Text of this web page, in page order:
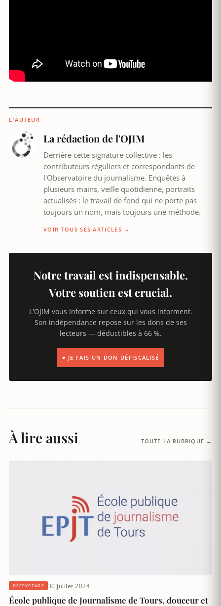
L'AUTEUR
La rédaction de l'OJIM
Derrière cette signature collective : les
contributeurs réguliers et correspondants de
l'Observatoire du journalisme. Enquêtes à
plusieurs mains, veille quotidienne, portraits
actualisés : le travail de fond qui ne porte pas
toujours un nom, mais toujours une méthode.
VOIR TOUS SES ARTICLES →
Notre travail est indispensable.
Votre soutien est crucial.
L'OJIM vous informe sur ceux qui vous informent.
Son indépendance repose sur les dons de ses
lecteurs — déductibles à 66 %.
♥ JE FAIS UN DON DÉFISCALISÉ
À lire aussi TOUTE LA RUBRIQUE →
DÉCRYPTAGE 30 juillet 2024
École publique de Journalisme de Tours, douceur et